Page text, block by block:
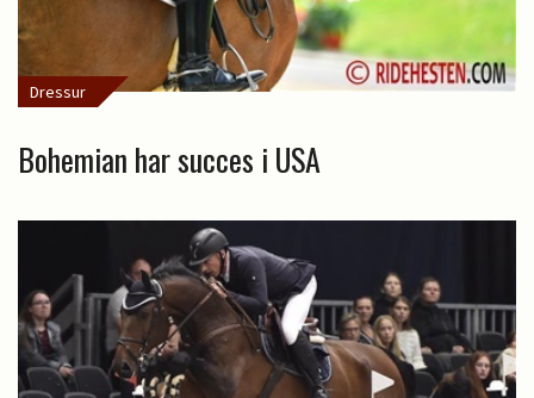
Dressur
Bohemian har succes i USA